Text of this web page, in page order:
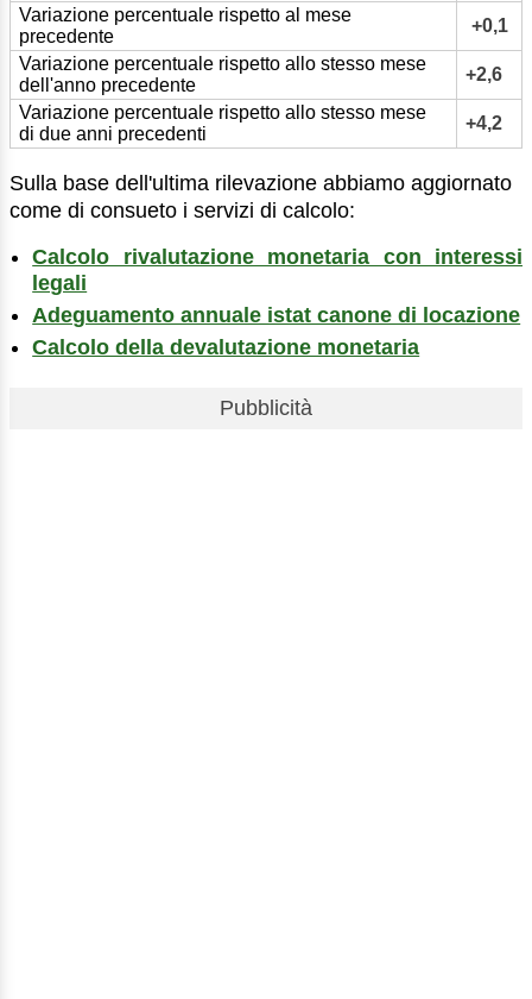
Variazione percentuale rispetto al mese
precedente
+0,1
Variazione percentuale rispetto allo stesso mese
dell'anno precedente
+2,6
Variazione percentuale rispetto allo stesso mese
di due anni precedenti
+4,2
Sulla base dell'ultima rilevazione abbiamo aggiornato
come di consueto i servizi di calcolo:
Calcolo rivalutazione monetaria con interessi
legali
Adeguamento annuale istat canone di locazione
Calcolo della devalutazione monetaria
Pubblicità